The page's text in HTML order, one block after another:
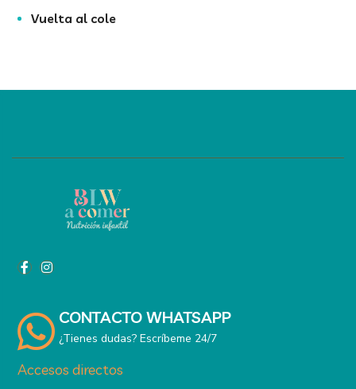
Vuelta al cole
CONTACTO WHATSAPP
¿Tienes dudas? Escríbeme 24/7
Accesos directos